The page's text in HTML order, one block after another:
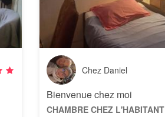
Chez Daniel
Bienvenue chez moi
CHAMBRE CHEZ L'HABITANT